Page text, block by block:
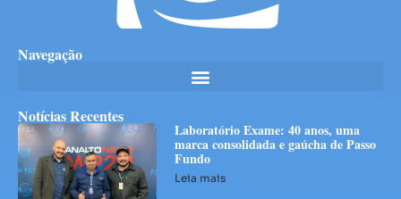
Navegação
Notícias Recentes
Laboratório Exame: 40 anos, uma
marca consolidada e gaúcha de Passo
Fundo
Leia mais